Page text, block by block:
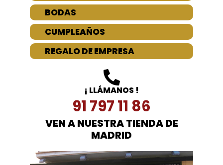
BODAS
CUMPLEAÑOS
REGALO DE EMPRESA
¡ LLÁMANOS !
91 797 11 86
VEN A NUESTRA TIENDA DE
MADRID